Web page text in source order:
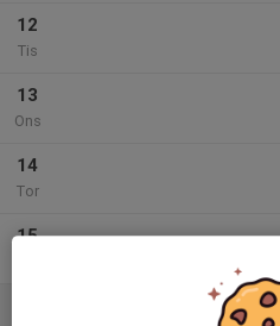
12
Tis
13
Ons
14
Tor
15